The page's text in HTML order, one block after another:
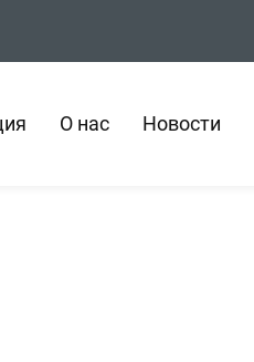
О нас Новости